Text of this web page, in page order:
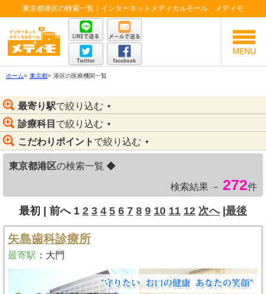
東京都港区の検索一覧｜インターネットメディカルモール メディモ
ホーム> 東京都> 港区の医療機関一覧
最寄り駅で絞り込む ▼
診療科目 で絞り込む ▼
こだわりポイント で絞り込む ▼
東京都港区の検索一覧 ◆
検索結果 － 272件
最初 | 前へ 1 2 3 4 5 6 7 8 9 10 11 12 次へ|最後
矢島歯科診療所
最寄駅 ： 大門